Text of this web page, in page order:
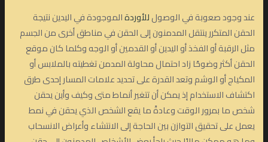
عند وجود صعوبة في الوصولللأوردةالموجودة في اليدين نتيجة
الحقن المتكرر ينتقل المدمنون إلى الحقن في مناطق أخرى من الجسم
مثل الرقبة أو الفخذ أو اليدين أو القدمين أو الوجه وكلما كان موقع
الحقن أكثر وضوحًا زاد احتمال محاولة المدمن تغطيته بالملابس أو
المكياج أو الوشم وتعد القدرة على تحديد علامات المسار إحدى طرق
اكتشاف الاستخدام إذ يمكن أن تتغير أنماط متى وكيف وأين يحقن
شخص ما بمرور الوقت وعادةً ما يقع الشخص الذي يحقن في نمط
يعمل على تحقيق التوازن بين الحاجة إلى الانتشاء وأعراض الانسحاب